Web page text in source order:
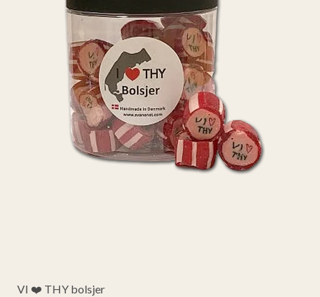
VI ❤️ THY bolsjer